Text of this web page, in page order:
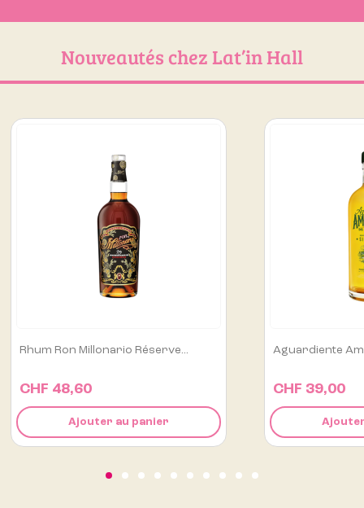
Nouveautés chez Lat’in Hall
Aguardiente Amarillo De...
CHF 39,00
Ajouter au panier